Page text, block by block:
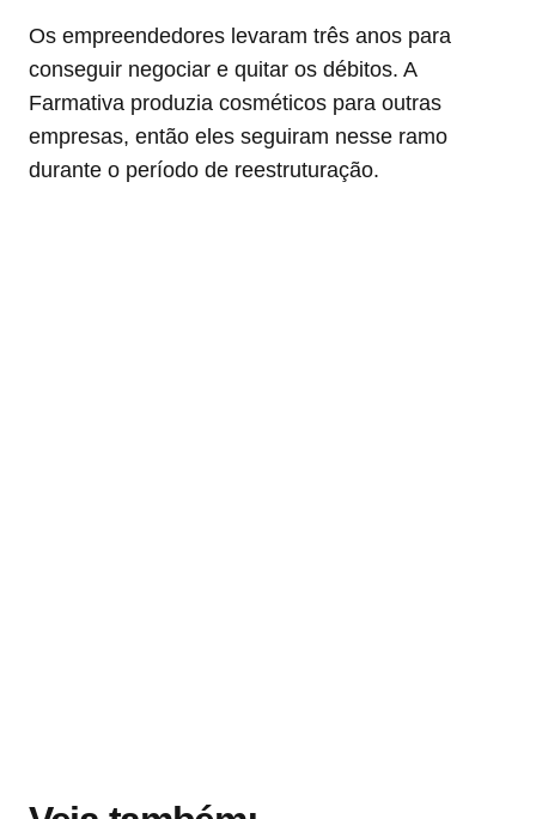
Os empreendedores levaram três anos para
conseguir negociar e quitar os débitos. A
Farmativa produzia cosméticos para outras
empresas, então eles seguiram nesse ramo
durante o período de reestruturação.